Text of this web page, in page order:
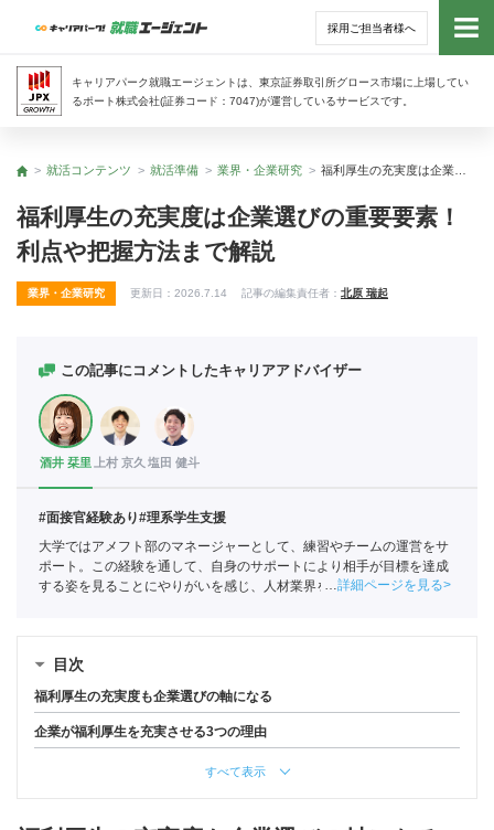
採用ご担当者様へ
キャリアパーク就職エージェントは、東京証券取引所グロース市場に上場してい
るポート株式会社(証券コード：7047)が運営しているサービスです。
トッ
トップ
就活コンテンツ 就活準備 業界・企業研究
福利厚生の充実度は企業選びの重要要素！
利点や把握方法まで解説
業界・企業研究 更新日： 2026.7.14 記事の編集責任者： 北原 瑞起
この記事にコメントしたキャリアアドバイザー
酒井 栞里 上村 京久 塩田 健斗
#面接官経験あり#理系学生支援
大学ではアメフト部のマネージャーとして、練習やチームの運営をサ
ポート。この経験を通して、自身のサポートにより相手が目標を達成
する姿を見ることにやりがいを感じ、人材業界を目指す。ポートに新
詳細ページを見る
目次
福利厚生の充実度も企業選びの軸になる
企業が福利厚生を充実させる3つの理由
すべて表示